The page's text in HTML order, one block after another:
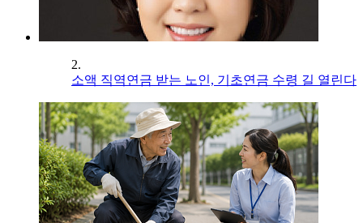
2.
소액 직역연금 받는 노인, 기초연금 수령 길 열린다